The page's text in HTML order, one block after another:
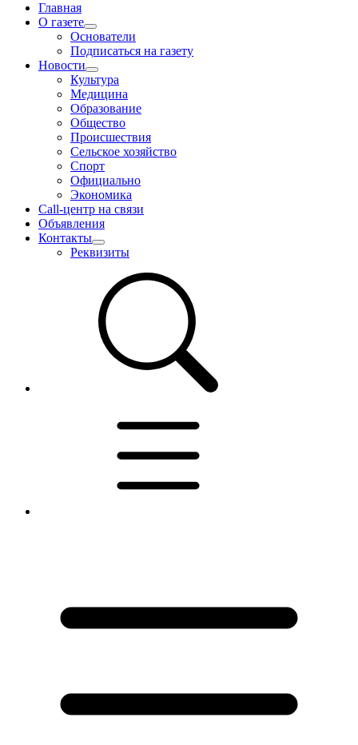
Главная
О газете
Основатели
Подписаться на газету
Новости
Культура
Медицина
Образование
Общество
Происшествия
Сельское хозяйство
Спорт
Официально
Экономика
Call-центр на связи
Объявления
Контакты
Реквизиты